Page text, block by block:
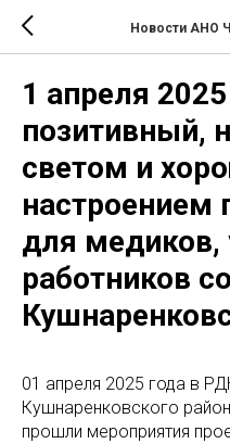
Новости
1 апреля
позитивный,
светом и
настроением
для медиков,
работников
01 апреля 2025 года в
Кушнаренковского
прошли мероприятия